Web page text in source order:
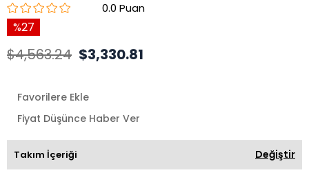
0.0
27
$4,563.24 $3,330.81
Favorilere Ekle
Fiyat Düşünce Haber Ver
Takım İçeriği Değiştir